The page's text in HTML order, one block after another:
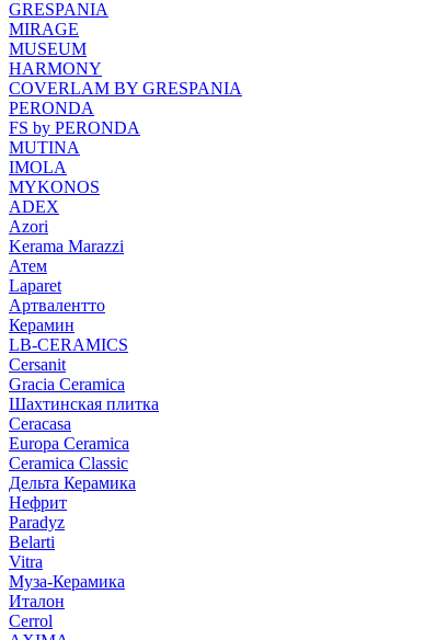
GRESPANIA
MIRAGE
MUSEUM
HARMONY
COVERLAM BY GRESPANIA
PERONDA
FS by PERONDA
MUTINA
IMOLA
MYKONOS
ADEX
Azori
Kerama Marazzi
Атем
Laparet
Артвалентто
Керамин
LB-CERAMICS
Cersanit
Gracia Ceramica
Шахтинская плитка
Ceracasa
Europa Ceramica
Ceramica Classic
Дельта Керамика
Нефрит
Paradyz
Belarti
Vitra
Муза-Керамика
Италон
Cerrol